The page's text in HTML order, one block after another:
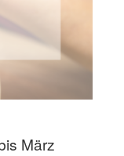
März